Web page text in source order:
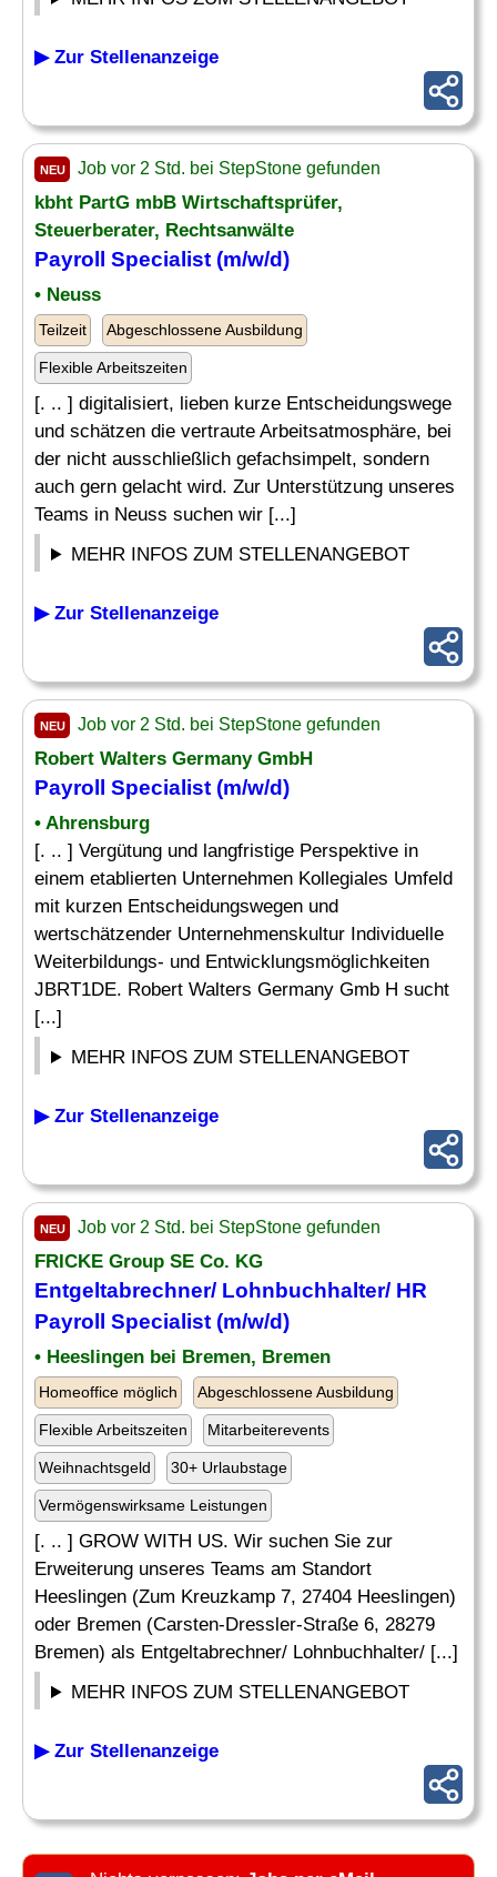
▶ Zur Stellenanzeige
NEU Job vor 2 Std. bei StepStone gefunden
kbht PartG mbB Wirtschaftsprüfer,
Steuerberater, Rechtsanwälte
Payroll Specialist (m/w/d)
• Neuss
Teilzeit Abgeschlossene Ausbildung
Flexible Arbeitszeiten
[. .. ] digitalisiert, lieben kurze Entscheidungswege
und schätzen die vertraute Arbeitsatmosphäre, bei
der nicht ausschließlich gefachsimpelt, sondern
auch gern gelacht wird. Zur Unterstützung unseres
Teams in Neuss suchen wir [...]
MEHR INFOS ZUM STELLENANGEBOT
▶ Zur Stellenanzeige
NEU Job vor 2 Std. bei StepStone gefunden
Robert Walters Germany GmbH
Payroll Specialist (m/w/d)
• Ahrensburg
[. .. ] Vergütung und langfristige Perspektive in
einem etablierten Unternehmen Kollegiales Umfeld
mit kurzen Entscheidungswegen und
wertschätzender Unternehmenskultur Individuelle
Weiterbildungs- und Entwicklungsmöglichkeiten
JBRT1DE. Robert Walters Germany Gmb H sucht
[...]
MEHR INFOS ZUM STELLENANGEBOT
▶ Zur Stellenanzeige
NEU Job vor 2 Std. bei StepStone gefunden
FRICKE Group SE Co. KG
Entgeltabrechner/ Lohnbuchhalter/ HR
Payroll Specialist (m/w/d)
• Heeslingen bei Bremen, Bremen
Homeoffice möglich Abgeschlossene Ausbildung
Flexible Arbeitszeiten Mitarbeiterevents
Weihnachtsgeld 30+ Urlaubstage
Vermögenswirksame Leistungen
[. .. ] GROW WITH US. Wir suchen Sie zur
Erweiterung unseres Teams am Standort
Heeslingen (Zum Kreuzkamp 7, 27404 Heeslingen)
oder Bremen (Carsten-Dressler-Straße 6, 28279
Bremen) als Entgeltabrechner/ Lohnbuchhalter/ [...]
MEHR INFOS ZUM STELLENANGEBOT
▶ Zur Stellenanzeige